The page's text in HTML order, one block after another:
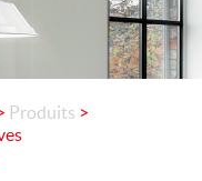
Produits >